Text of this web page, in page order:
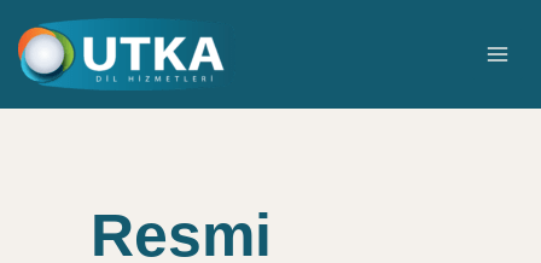
atla
Resmi